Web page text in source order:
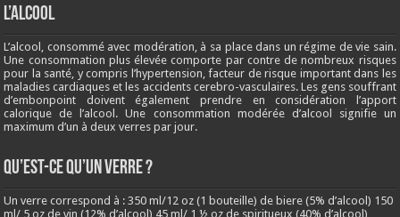
L’ALCOOL
L’alcool, consommé avec modération, à sa place dans un régime de vie sain.
Une consommation plus élevée comporte par contre de nombreux risques
pour la santé, y compris l’hypertension, facteur de risque important dans les
maladies cardiaques et les accidents cerebro-vasculaires. Les gens souffrant
d’embonpoint doivent également prendre en considération l’apport
calorique de l’alcool. Une consommation modérée d’alcool signifie un
maximum d’un à deux verres par jour.
QU’EST-CE QU’UN VERRE ?
Un verre correspond à : 350 ml/12 oz (1 bouteille) de biere (5% d’alcool) 150
ml/ 5 oz de vin (12% d’alcool) 45 ml/ 1 ½ oz de spiritueux (40% d’alcool)